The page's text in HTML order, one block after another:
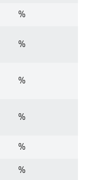
%
%
%
%
%
%